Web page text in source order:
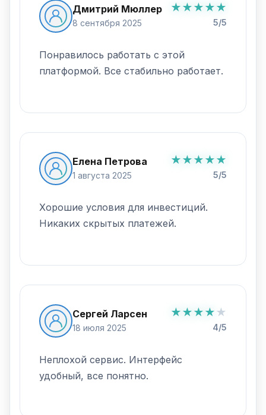
Дмитрий Мюллер
8 сентября 2025
★★★★★
5/5
Понравилось работать с этой
платформой. Все стабильно работает.
Елена Петрова
1 августа 2025
★★★★★
5/5
Хорошие условия для инвестиций.
Никаких скрытых платежей.
Сергей Ларсен
18 июля 2025
★★★★★
4/5
Неплохой сервис. Интерфейс
удобный, все понятно.